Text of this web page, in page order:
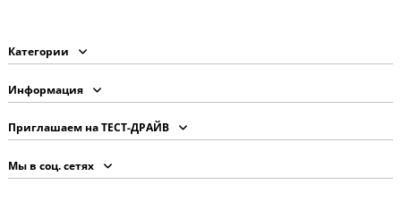
Категории
Информация
Приглашаем на ТЕСТ-ДРАЙВ
Мы в соц. сетях